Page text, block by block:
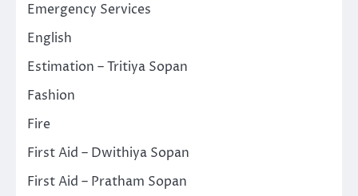
Emergency Services
English
Estimation – Tritiya Sopan
Fashion
Fire
First Aid – Dwithiya Sopan
First Aid – Pratham Sopan